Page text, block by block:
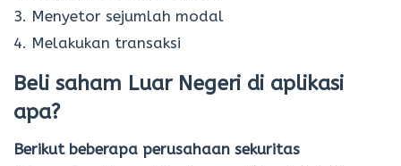
3. Menyetor sejumlah modal
4. Melakukan transaksi
Beli saham Luar Negeri di aplikasi
apa?
Berikut beberapa perusahaan sekuritas